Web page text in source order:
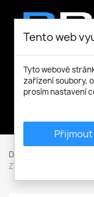
Domů
Zakázán
Tento web
Tyto webové
zařízení soubory,
prosím nastavení